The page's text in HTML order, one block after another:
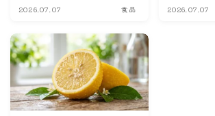
サプリメント
日用品
デンタルケア
2026.07.07 食品 2026.07.07